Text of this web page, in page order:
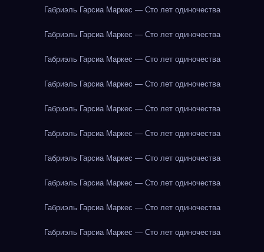
Габриэль Гарсиа Маркес — Сто лет одиночества
Габриэль Гарсиа Маркес — Сто лет одиночества
Габриэль Гарсиа Маркес — Сто лет одиночества
Габриэль Гарсиа Маркес — Сто лет одиночества
Габриэль Гарсиа Маркес — Сто лет одиночества
Габриэль Гарсиа Маркес — Сто лет одиночества
Габриэль Гарсиа Маркес — Сто лет одиночества
Габриэль Гарсиа Маркес — Сто лет одиночества
Габриэль Гарсиа Маркес — Сто лет одиночества
Габриэль Гарсиа Маркес — Сто лет одиночества